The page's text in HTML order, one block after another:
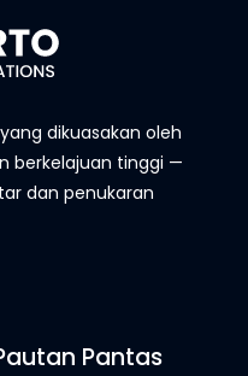
dikuasakan oleh
berkelajuan tinggi —
dan penukaran
Pantas